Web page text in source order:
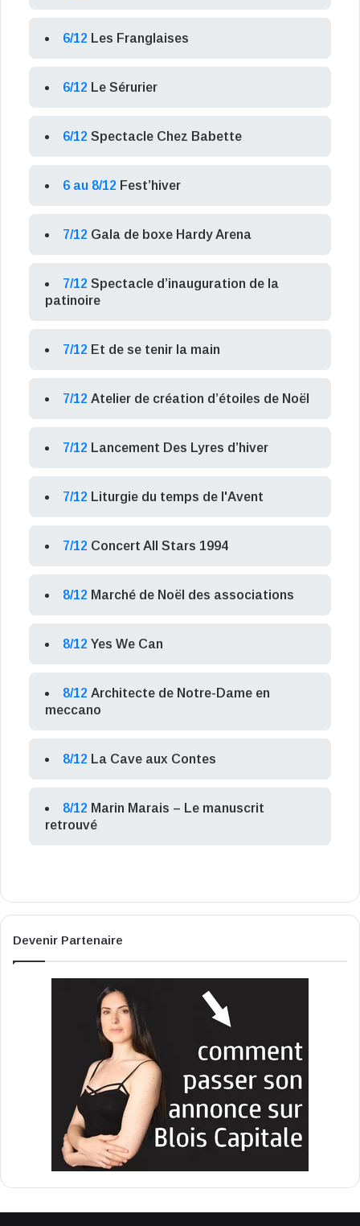
6/12 Les Franglaises
6/12 Le Sérurier
6/12 Spectacle Chez Babette
6 au 8/12 Fest’hiver
7/12 Gala de boxe Hardy Arena
7/12 Spectacle d’inauguration de la
patinoire
7/12 Et de se tenir la main
7/12 Atelier de création d’étoiles de Noël
7/12 Lancement Des Lyres d’hiver
7/12 Liturgie du temps de l'Avent
7/12 Concert All Stars 1994
8/12 Marché de Noël des associations
8/12 Yes We Can
8/12 Architecte de Notre-Dame en
meccano
8/12 La Cave aux Contes
8/12 Marin Marais – Le manuscrit
retrouvé
Devenir Partenaire